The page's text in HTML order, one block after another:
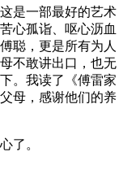
是一部最好的艺术
心孤诣、呕心沥血
聪，更是所有为人
不敢讲出口，也无
。我读了《傅雷家
母，感谢他们的养
了。